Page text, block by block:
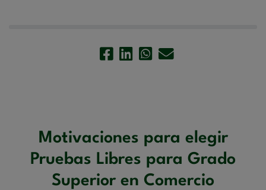
Motivaciones para elegir
Pruebas Libres para Grado
Superior en Comercio